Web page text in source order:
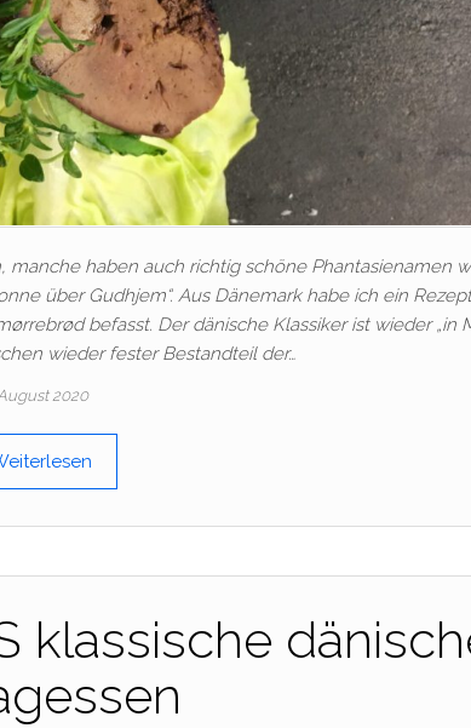
haben auch richtig schöne Phantasienamen
über Gudhjem“. Aus Dänemark habe ich ein
befasst. Der dänische Klassiker ist wieder „in
wieder fester Bestandteil der…
2020
klassische